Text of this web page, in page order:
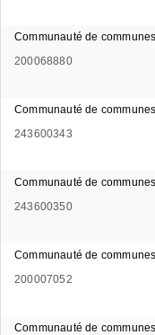
Communauté de
200068880
Communauté de
243600343
Communauté de
243600350
Communauté de
200007052
Communauté de